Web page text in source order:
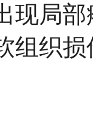
现局
组织